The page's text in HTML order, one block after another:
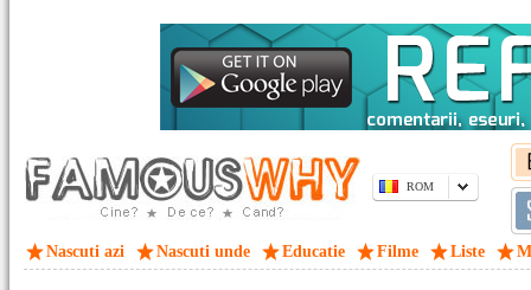
ROM
Nascuti azi Nascuti unde Educatie Filme Liste